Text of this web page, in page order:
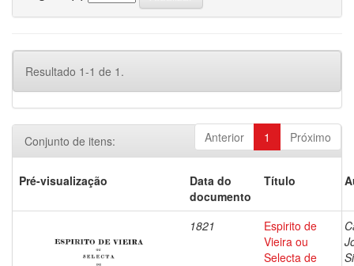
Resultado 1-1 de 1.
Anterior 1 Próximo
Conjunto de itens:
Pré-visualização
Data do
documento
Título
1821
Espirito de
Vieira ou
Selecta de